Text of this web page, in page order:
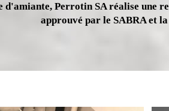
d'amiante, Perrotin SA réalise une
approuvé par le SABRA et la